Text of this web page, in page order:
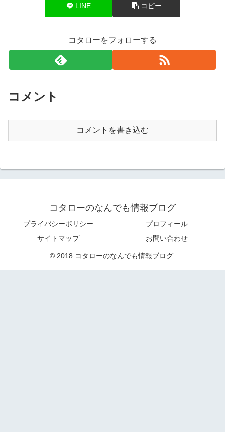
LINE コピー
コタローをフォローする
コメント
コメントを書き込む
コタローのなんでも情報ブログ
プライバシーポリシー
プロフィール
サイトマップ
お問い合わせ
© 2018 コタローのなんでも情報ブログ.